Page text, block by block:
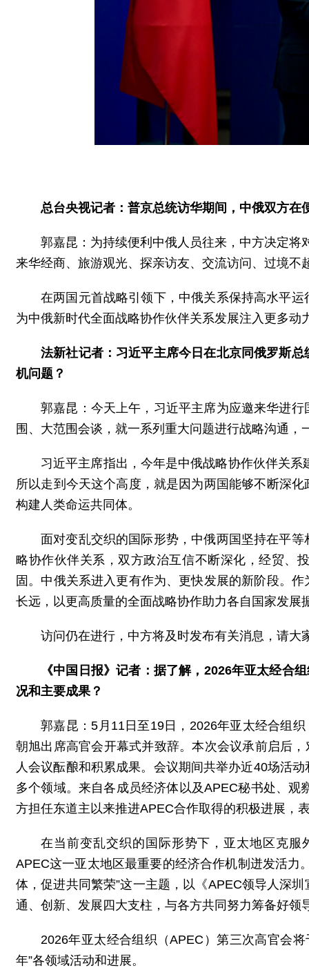
总台央视记者：普京总统访华期间，中俄双方
郭嘉昆：为持续便利中俄人员往来，中方决定
来华经商、旅游观光、探亲访友、交流访问、过境不
在两国元首战略引领下，中俄关系保持高水平
为中俄新时代全面战略协作伙伴关系发展注入更多动
法新社记者：习近平主席今日在北京同俄罗斯
机问题？
郭嘉昆：今天上午，习近平主席为应邀来华进
围、大范围会谈，就一系列重大问题进行战略沟通
习近平主席指出，今年是中俄战略协作伙伴关
所以走到今天这个高度，就是因为两国能够不断深
构建人类命运共同体。
面对变乱交织的国际形势，中俄两国坚持在平
略协作伙伴关系，双方政治互信不断深化，经贸、
固。中俄关系进入更有作为、更快发展的新阶段。
长远，以更高质量的全面战略协作助力各自国家发
访问仍在进行，中方将及时发布有关消息，请大
《中国日报》记者：据了解，2026年亚太经合
况和主要成果？
郭嘉昆：5月11日至19日，2026年亚太经合组
朝旭出席高官会开幕式并致辞。本次会议承前启后
人会议酝酿和积累成果。会议期间共举办近40场活
多个领域。来自各成员经济体以及APEC秘书处、
方担任东道主以来推进APEC合作取得的积极进展，
在当前变乱交织的国际形势下，亚太地区克
APEC这一亚太地区最重要的经济合作机制迸发活力
体，促进共同繁荣”这一主题，以《APEC领导人深
通、创新、发展四大支柱，与各方共同努力筹备好
2026年亚太经合组织（APEC）第三次高官会
年”各领域活动和进展。